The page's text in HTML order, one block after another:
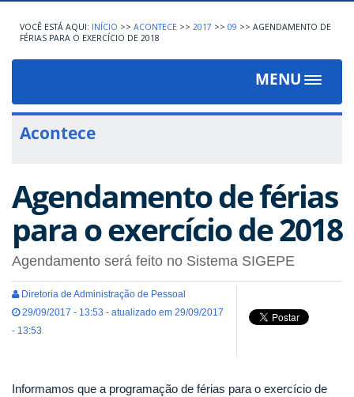
INÍCIO >> ACONTECE >> 2017 >> 09 >> AGENDAMENTO DE
FÉRIAS PARA O EXERCÍCIO DE 2018
MENU
Toggle
Acontece
Agendamento de férias
para o exercício de 2018
Agendamento será feito no Sistema SIGEPE
Diretoria de Administração de Pessoal
29/09/2017 - 13:53 - atualizado em 29/09/2017
- 13:53
Informamos que a programação de férias para o exercício de